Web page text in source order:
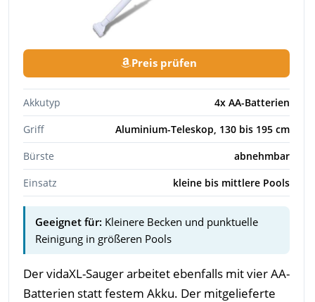
Preis prüfen
Akkutyp
4x AA-Batterien
Griff
Aluminium-Teleskop, 130 bis 195 cm
Bürste
abnehmbar
Einsatz
kleine bis mittlere Pools
Geeignet für: Kleinere Becken und punktuelle
Reinigung in größeren Pools
Der vidaXL-Sauger arbeitet ebenfalls mit vier AA-
Batterien statt festem Akku. Der mitgelieferte